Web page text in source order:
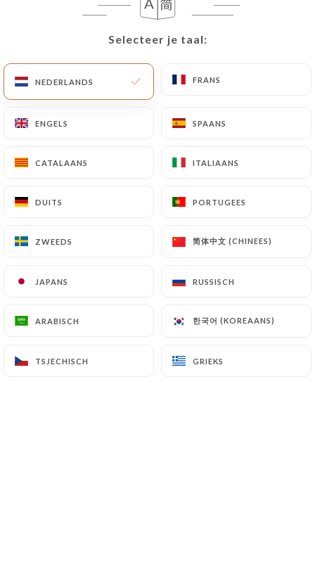
Selecteer je taal:
NEDERLANDS FRANS
ENGELS SPAANS
CATALAANS ITALIAANS
DUITS PORTUGEES
ZWEEDS 简体中文 (CHINEES)
JAPANS RUSSISCH
ARABISCH 한국어 (KOREAANS)
TSJECHISCH GRIEKS
HOME/CONTACT
Contact
Les Saveurs de
Marrakech
13 Rue Eugène Varlin
Selecteer je taal:
NEDERLANDS FRANS
ENGELS SPAANS
CATALAANS ITALIAANS
DUITS PORTUGEES
ZWEEDS 简体中文 (CHINEES)
JAPANS RUSSISCH
ARABISCH 한국어 (KOREAANS)
TSJECHISCH GRIEKS